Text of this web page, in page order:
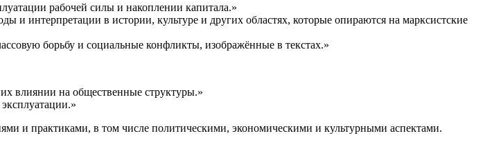
рабочей силы и накоплении капитала.»
и интерпретации в истории, культуре и других областях, которые опираются на марксистские
борьбу и социальные конфликты, изображённые в текстах.»
влиянии на общественные структуры.»
и практиками, в том числе политическими, экономическими и культурными аспектами.